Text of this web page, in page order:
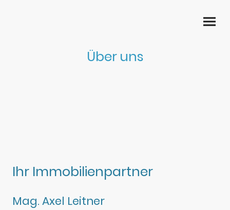
Über uns
Ihr Immobilienpartner
Mag. Axel Leitner